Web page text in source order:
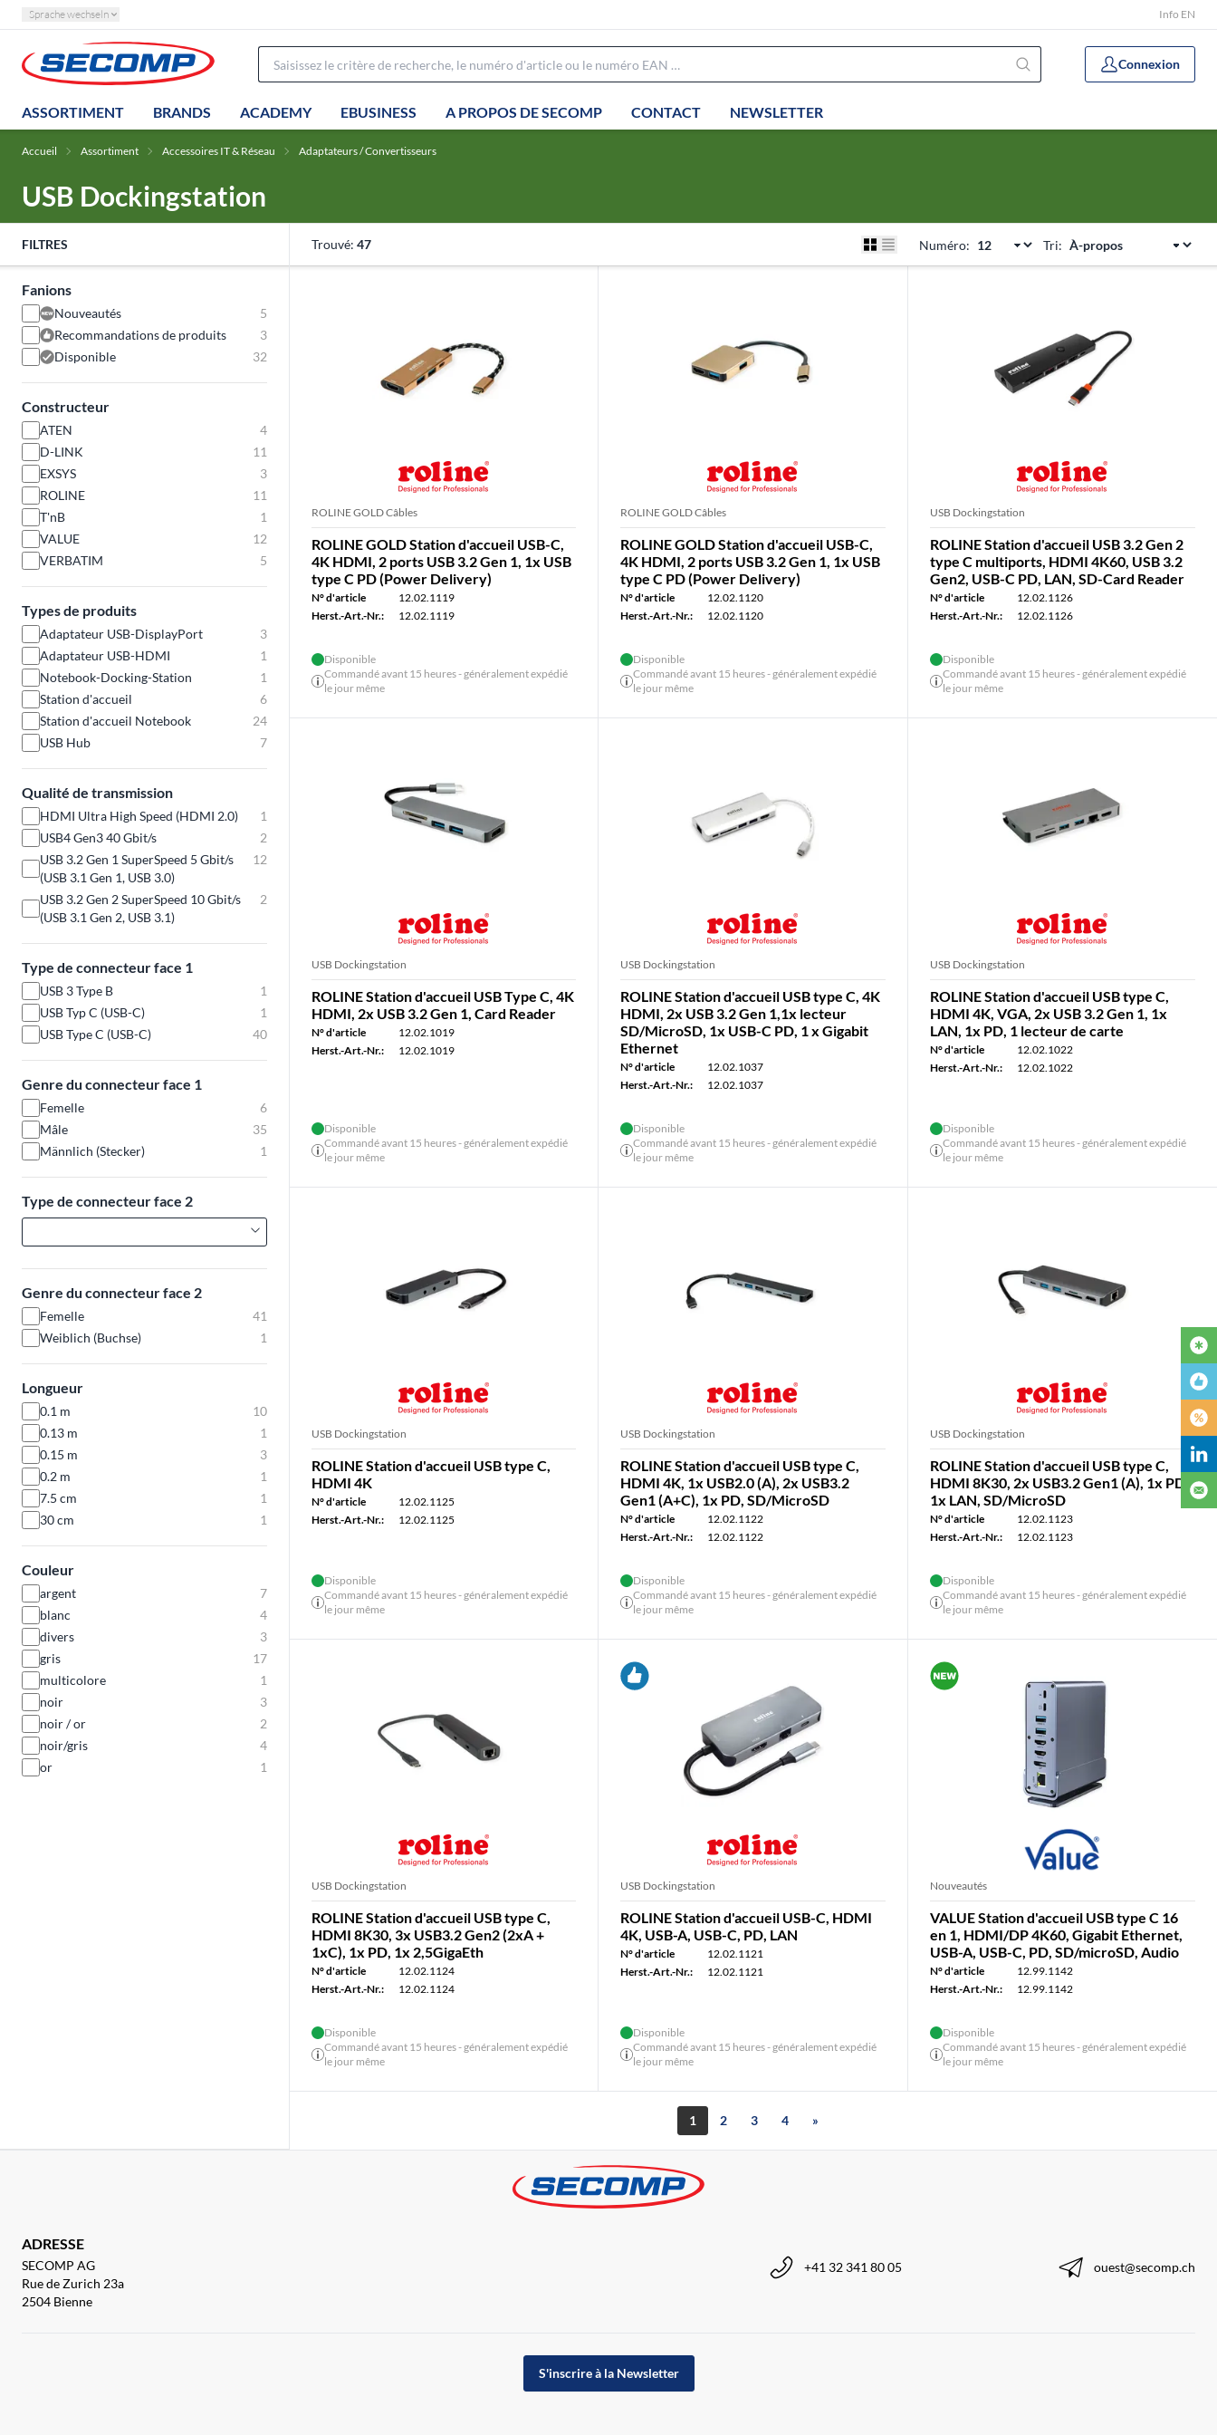
Sprache wechseln Info EN
Connexion
ASSORTIMENT BRANDS ACADEMY EBUSINESS A PROPOS DE SECOMP CONTACT NEWSLETTER
Accueil Assortiment Accessoires IT & Réseau Adaptateurs / Convertisseurs
USB Dockingstation
FILTRES
Fanions
Nouveautés
5
Recommandations de produits
3
Disponible
32
Constructeur
ATEN
4
D-LINK
11
EXSYS
3
ROLINE
11
T'nB
1
VALUE
12
VERBATIM
5
Types de produits
Adaptateur USB-DisplayPort
3
Adaptateur USB-HDMI
1
Notebook-Docking-Station
1
Station d'accueil
6
Station d'accueil Notebook
24
USB Hub
7
Qualité de transmission
HDMI Ultra High Speed (HDMI 2.0)
1
USB4 Gen3 40 Gbit/s
2
USB 3.2 Gen 1 SuperSpeed 5 Gbit/s
(USB 3.1 Gen 1, USB 3.0)
12
USB 3.2 Gen 2 SuperSpeed 10 Gbit/s
(USB 3.1 Gen 2, USB 3.1)
2
Type de connecteur face 1
USB 3 Type B
1
USB Typ C (USB-C)
1
USB Type C (USB-C)
40
Genre du connecteur face 1
Femelle
6
Mâle
35
Männlich (Stecker)
1
Type de connecteur face 2
Genre du connecteur face 2
Femelle
41
Weiblich (Buchse)
1
Longueur
0.1 m
10
0.13 m
1
0.15 m
3
0.2 m
1
7.5 cm
1
30 cm
1
Couleur
argent
7
blanc
4
divers
3
gris
17
multicolore
1
noir
3
noir / or
2
noir/gris
4
or
1
Trouvé: 47 Numéro: Tri:
ROLINE GOLD Câbles
ROLINE GOLD Station d'accueil USB-C,
4K HDMI, 2 ports USB 3.2 Gen 1, 1x USB
type C PD (Power Delivery)
N° d'article
12.02.1119
Herst.-Art.-Nr.:
12.02.1119
Disponible
Commandé avant 15 heures - généralement expédié
le jour même
ROLINE GOLD Câbles
ROLINE GOLD Station d'accueil USB-C,
4K HDMI, 2 ports USB 3.2 Gen 1, 1x USB
type C PD (Power Delivery)
N° d'article
12.02.1120
Herst.-Art.-Nr.:
12.02.1120
Disponible
Commandé avant 15 heures - généralement expédié
le jour même
USB Dockingstation
ROLINE Station d'accueil USB 3.2 Gen 2
type C multiports, HDMI 4K60, USB 3.2
Gen2, USB-C PD, LAN, SD-Card Reader
N° d'article
12.02.1126
Herst.-Art.-Nr.:
12.02.1126
Disponible
Commandé avant 15 heures - généralement expédié
le jour même
USB Dockingstation
ROLINE Station d'accueil USB Type C, 4K
HDMI, 2x USB 3.2 Gen 1, Card Reader
N° d'article
12.02.1019
Herst.-Art.-Nr.:
12.02.1019
Disponible
Commandé avant 15 heures - généralement expédié
le jour même
USB Dockingstation
ROLINE Station d'accueil USB type C, 4K
HDMI, 2x USB 3.2 Gen 1,1x lecteur
SD/MicroSD, 1x USB-C PD, 1 x Gigabit
Ethernet
N° d'article
12.02.1037
Herst.-Art.-Nr.:
12.02.1037
Disponible
Commandé avant 15 heures - généralement expédié
le jour même
USB Dockingstation
ROLINE Station d'accueil USB type C,
HDMI 4K, VGA, 2x USB 3.2 Gen 1, 1x
LAN, 1x PD, 1 lecteur de carte
N° d'article
12.02.1022
Herst.-Art.-Nr.:
12.02.1022
Disponible
Commandé avant 15 heures - généralement expédié
le jour même
USB Dockingstation
ROLINE Station d'accueil USB type C,
HDMI 4K
N° d'article
12.02.1125
Herst.-Art.-Nr.:
12.02.1125
Disponible
Commandé avant 15 heures - généralement expédié
le jour même
USB Dockingstation
ROLINE Station d'accueil USB type C,
HDMI 4K, 1x USB2.0 (A), 2x USB3.2
Gen1 (A+C), 1x PD, SD/MicroSD
N° d'article
12.02.1122
Herst.-Art.-Nr.:
12.02.1122
Disponible
Commandé avant 15 heures - généralement expédié
le jour même
USB Dockingstation
ROLINE Station d'accueil USB type C,
HDMI 8K30, 2x USB3.2 Gen1 (A), 1x PD,
1x LAN, SD/MicroSD
N° d'article
12.02.1123
Herst.-Art.-Nr.:
12.02.1123
Disponible
Commandé avant 15 heures - généralement expédié
le jour même
USB Dockingstation
ROLINE Station d'accueil USB type C,
HDMI 8K30, 3x USB3.2 Gen2 (2xA +
1xC), 1x PD, 1x 2,5GigaEth
N° d'article
12.02.1124
Herst.-Art.-Nr.:
12.02.1124
Disponible
Commandé avant 15 heures - généralement expédié
le jour même
USB Dockingstation
ROLINE Station d'accueil USB-C, HDMI
4K, USB-A, USB-C, PD, LAN
N° d'article
12.02.1121
Herst.-Art.-Nr.:
12.02.1121
Disponible
Commandé avant 15 heures - généralement expédié
le jour même
Nouveautés
VALUE Station d'accueil USB type C 16
en 1, HDMI/DP 4K60, Gigabit Ethernet,
USB-A, USB-C, PD, SD/microSD, Audio
N° d'article
12.99.1142
Herst.-Art.-Nr.:
12.99.1142
Disponible
Commandé avant 15 heures - généralement expédié
le jour même
1 2 3 4 »
ADRESSE
SECOMP AG
Rue de Zurich 23a
2504 Bienne
+41 32 341 80 05 ouest@secomp.ch
S'inscrire à la Newsletter